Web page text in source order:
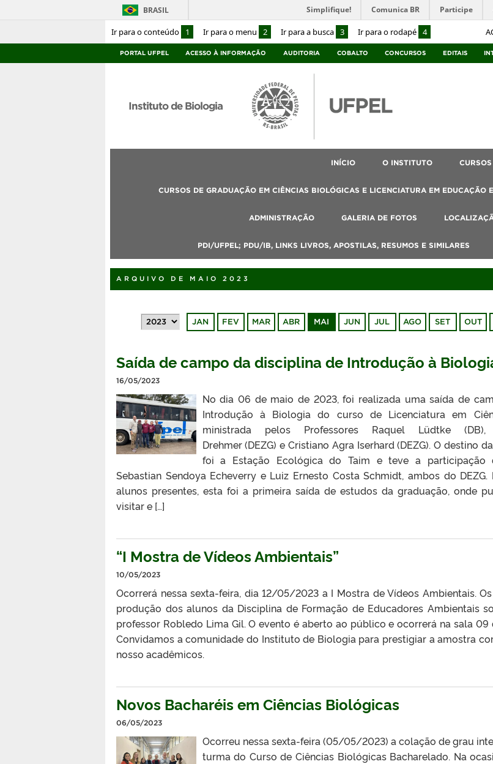
Ir para o conteúdo 1 Ir para o menu 2 Ir para a busca 3 Ir para o rodapé 4
BRASIL Simplifique! Comunica BR Participe
PORTAL UFPEL ACESSO À INFORMAÇÃO AUDITORIA COBALTO CONCURSOS EDITAIS
Instituto de Biologia
INÍCIO O INSTITUTO CURSOS
CURSOS DE GRADUAÇÃO EM CIÊNCIAS BIOLÓGICAS E LICENCIATURA EM EDUCAÇÃO
ADMINISTRAÇÃO GALERIA DE FOTOS
PDI/UFPEL; PDU/IB, LINKS LIVROS, APOSTILAS, RESUMOS E SIMILARES
ARQUIVO DE MAIO 2023
JAN FEV MAR ABR MAI JUN JUL AGO SET OUT
Saída de campo da disciplina de Introdução à
16/05/2023
No dia 06 de maio de 2023, foi realizada uma saída de
Introdução à Biologia do curso de Licenciatura em
ministrada pelos Professores Raquel Lüdtke
Drehmer (DEZG) e Cristiano Agra Iserhard (DEZG). O destino
foi a Estação Ecológica do Taim e teve a participação
Sebastian Sendoya Echeverry e Luiz Ernesto Costa Schmidt, ambos do
alunos presentes, esta foi a primeira saída de estudos da graduação, onde
visitar e […]
“I Mostra de Vídeos Ambientais”
10/05/2023
Ocorrerá nessa sexta-feira, dia 12/05/2023 a I Mostra de Vídeos Ambientais.
produção dos alunos da Disciplina de Formação de Educadores Ambientais
professor Robledo Lima Gil. O evento é aberto ao público e ocorrerá na sala 09
Convidamos a comunidade do Instituto de Biologia para prestigiar a amostra
nosso acadêmicos.
Novos Bacharéis em Ciências Biológicas
06/05/2023
Ocorreu nessa sexta-feira (05/05/2023) a colação de grau
turma do Curso de Ciências Biológicas Bacharelado. Na